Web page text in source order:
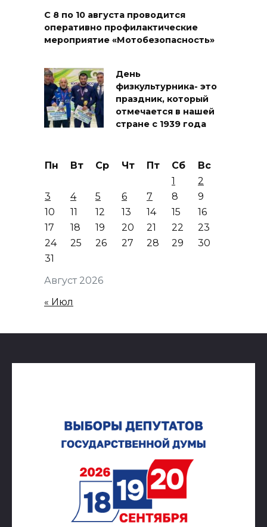
С 8 по 10 августа проводится
оперативно профилактические
мероприятие «Мотобезопасность»
День
физкультурника- это
праздник, который
отмечается в нашей
стране с 1939 года
Август 2026
Пн Вт Ср Чт Пт Сб
Вс
1
2
3
4 5 6 7 8
9
10
11 12 13 14 15
16
17
18 19 20 21 22
23
24
25 26 27 28 29
30
31
« Июл